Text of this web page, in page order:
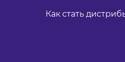
Как стать